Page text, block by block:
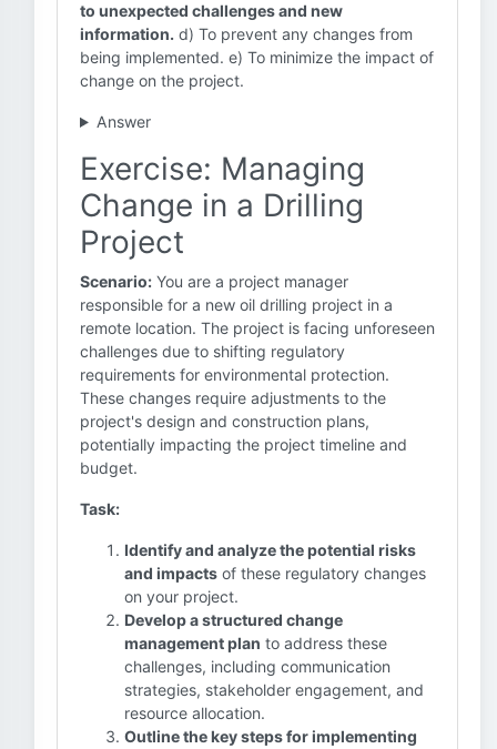
to unexpected challenges and new
information. d) To prevent any changes from
being implemented. e) To minimize the impact of
change on the project.
Answer
Exercise: Managing
Change in a Drilling
Project
Scenario: You are a project manager
responsible for a new oil drilling project in a
remote location. The project is facing unforeseen
challenges due to shifting regulatory
requirements for environmental protection.
These changes require adjustments to the
project's design and construction plans,
potentially impacting the project timeline and
budget.
Task:
Identify and analyze the potential risks
and impacts of these regulatory changes
on your project.
Develop a structured change
management plan to address these
challenges, including communication
strategies, stakeholder engagement, and
resource allocation.
Outline the key steps for implementing